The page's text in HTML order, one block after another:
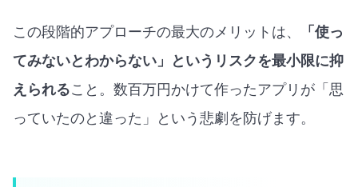
この段階的アプローチの最大のメリットは、
「使っ
てみないとわからない」というリスクを最小限に抑
えられること。数百万円かけて作ったアプリが「思
っていたのと違った」という悲劇を防げます。